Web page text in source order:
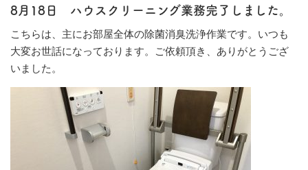
8月18日 ハウスクリーニング業務完了しました。
こちらは、主にお部屋全体の除菌消臭洗浄作業です。いつも
大変お世話になっております。ご依頼頂き、ありがとうござ
いました。